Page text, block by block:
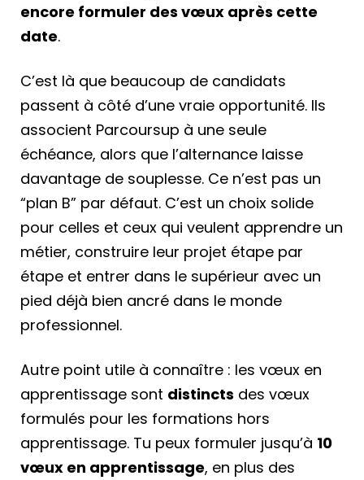
encore formuler des vœux après cette
date.
C’est là que beaucoup de candidats
passent à côté d’une vraie opportunité. Ils
associent Parcoursup à une seule
échéance, alors que l’alternance laisse
davantage de souplesse. Ce n’est pas un
“plan B” par défaut. C’est un choix solide
pour celles et ceux qui veulent apprendre un
métier, construire leur projet étape par
étape et entrer dans le supérieur avec un
pied déjà bien ancré dans le monde
professionnel.
Autre point utile à connaître : les vœux en
apprentissage sont distincts des vœux
formulés pour les formations hors
apprentissage. Tu peux formuler jusqu’à 10
vœux en apprentissage, en plus des